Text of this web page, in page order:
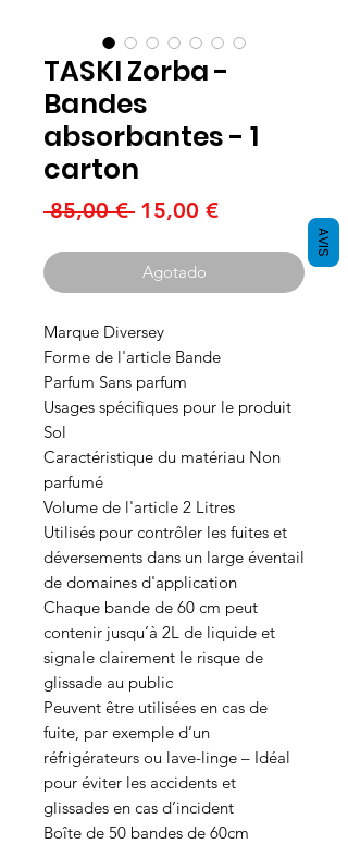
TASKI Zorba -
Bandes
absorbantes - 1
carton
85,00 € Precio
15,00 €Precio
Agotado
Marque Diversey
Forme de l'article Bande
Parfum Sans parfum
Usages spécifiques pour le produit
Sol
Caractéristique du matériau Non
parfumé
Volume de l'article 2 Litres
Utilisés pour contrôler les fuites et
déversements dans un large éventail
de domaines d'application
Chaque bande de 60 cm peut
contenir jusqu’à 2L de liquide et
signale clairement le risque de
glissade au public
Peuvent être utilisées en cas de
fuite, par exemple d’un
réfrigérateurs ou lave-linge – Idéal
pour éviter les accidents et
glissades en cas d’incident
Boîte de 50 bandes de 60cm
AVIS